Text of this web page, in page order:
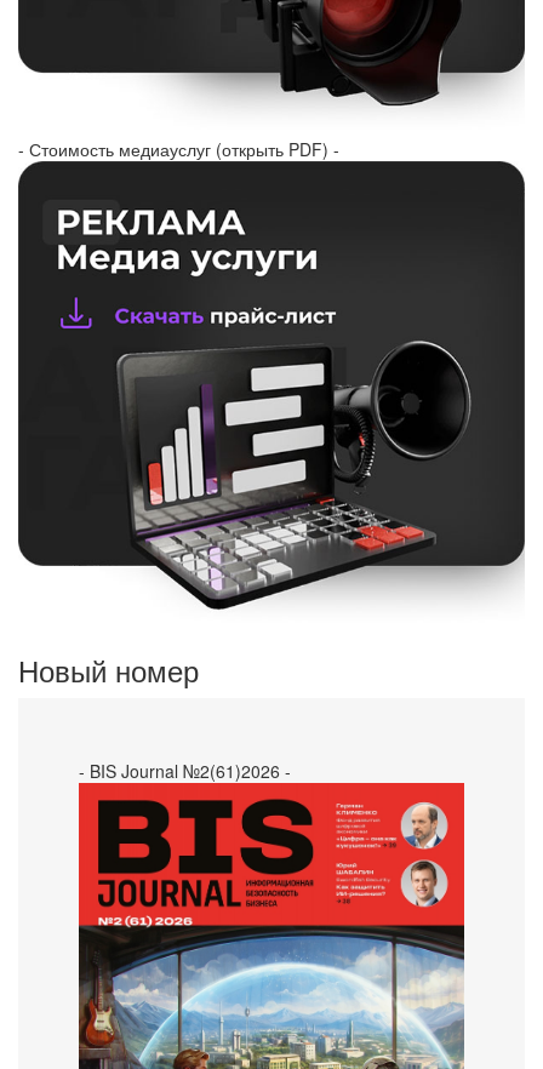
- Стоимость медиауслуг (открыть PDF) -
Новый номер
- BIS Journal №2(61)2026 -